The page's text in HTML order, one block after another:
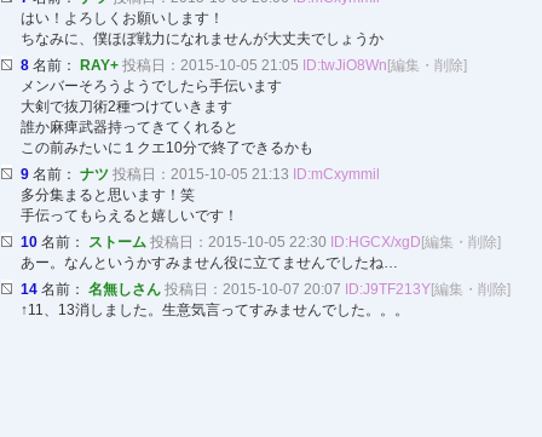
はい！よろしくお願いします！
ちなみに、僕ほぼ戦力になれませんが大丈夫でしょうか
8 名前： RAY+ 投稿日：2015-10-05 21:05 ID:twJiO8Wn [編集・削除]
メンバーそろうようでしたら手伝います
大剣で抜刀術2種つけていきます
誰か麻痺武器持ってきてくれると
この前みたいに１クエ10分で終了できるかも
9 名前： ナツ 投稿日：2015-10-05 21:13
ID:mCxymmil
多分集まると思います！笑
手伝ってもらえると嬉しいです！
10 名前： ストーム 投稿日：2015-10-05 22:30 ID:HGCX/xgD [編集・削除]
あー。なんというかすみません役に立てませんでしたね…
14 名前： 名無しさん 投稿日：2015-10-07 20:07 ID:J9TF213Y[編集・削除]
↑11、13消しました。生意気言ってすみませんでした。。。